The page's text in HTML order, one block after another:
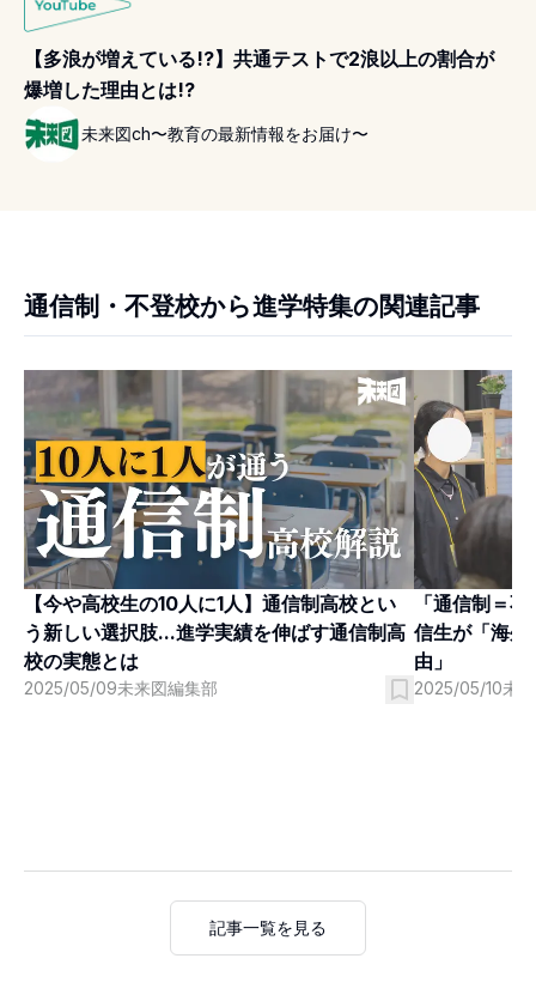
【多浪が増えている!?】共通テストで2浪以上の割合が
爆増した理由とは!?
未来図ch〜教育の最新情報をお届け〜
通信制・不登校から進学特集の関連記事
【今や高校生の10人に1人】通信制高校とい
う新しい選択肢...進学実績を伸ばす通信制高
校の実態とは
2025/05/09未来図編集部
「通信制＝
信生が「海外
由」
2025/05/10未
記事一覧を見る